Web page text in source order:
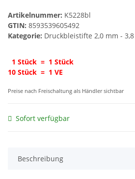
Artikelnummer: K5228bl
GTIN: 8593539605492
Kategorie: Druckbleistifte 2,0 mm -
1 Stück = 1 Stück
10 Stück = 1 VE
Preise nach Freischaltung als Händler sichtbar
Sofort verfügbar
Beschreibung